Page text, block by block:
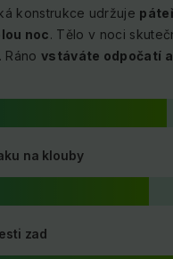
konstrukce udržuje
noc. Tělo v noci
Ráno vstáváte odpočatí
na klouby
zad